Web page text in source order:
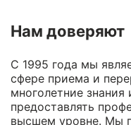
Нам доверяют
С 1995 года мы
сфере приема и
многолетние
предоставлять
высшем уровне. Мы